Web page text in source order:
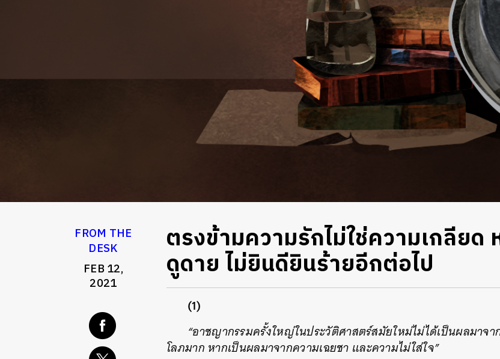
FROM THE
DESK
FEB 12,
2021
ตรงข้ามความรักไม่ใช่ความเกลียด
ดูดาย ไม่ยินดียินร้ายอีกต่อไป
(1)
“อาชญากรรมครั้งใหญ่ในประวัติศาสตร์สมัยใหม่ไม่ได้เป็นผลมาจ
โลภมาก หากเป็นผลมาจากความเฉยชา และความไม่ใส่ใจ”